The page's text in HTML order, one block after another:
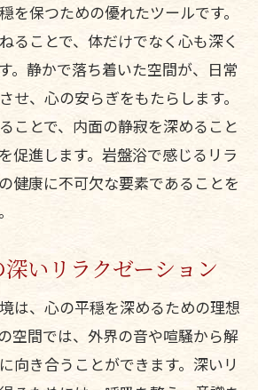
を保つための優れたツールです。
ることで、体だけでなく心も深く
。静かで落ち着いた空間が、日常
せ、心の安らぎをもたらします。
ことで、内面の静寂を深めること
促進します。岩盤浴で感じるリラ
健康に不可欠な要素であることを
いリラクゼーション
は、心の平穏を深めるための理想
空間では、外界の音や喧騒から解
向き合うことができます。深いリ